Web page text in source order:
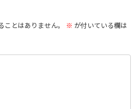
とはありません。 ※ が付いている欄は